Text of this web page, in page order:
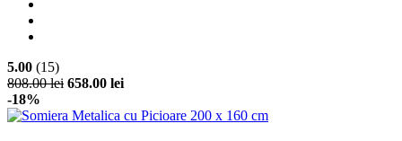
5.00 (15)
808.00 lei 658.00 lei
-18%